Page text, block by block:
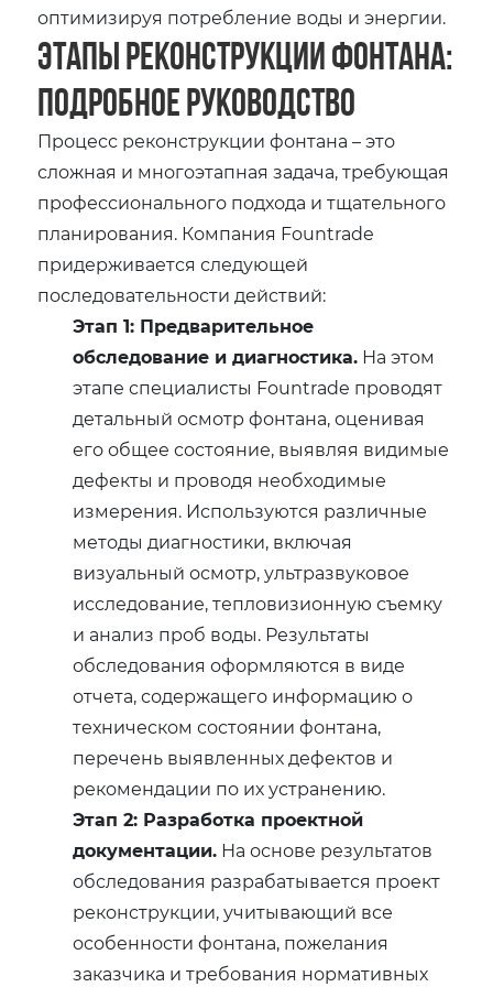
оптимизируя потребление воды и энергии.
Этапы реконструкции фонтана:
подробное руководство
Процесс реконструкции фонтана – это
сложная и многоэтапная задача, требующая
профессионального подхода и тщательного
планирования. Компания Fountrade
придерживается следующей
последовательности действий:
Этап 1: Предварительное
обследование и диагностика. На этом
этапе специалисты Fountrade проводят
детальный осмотр фонтана, оценивая
его общее состояние, выявляя видимые
дефекты и проводя необходимые
измерения. Используются различные
методы диагностики, включая
визуальный осмотр, ультразвуковое
исследование, тепловизионную съемку
и анализ проб воды. Результаты
обследования оформляются в виде
отчета, содержащего информацию о
техническом состоянии фонтана,
перечень выявленных дефектов и
рекомендации по их устранению.
Этап 2: Разработка проектной
документации. На основе результатов
обследования разрабатывается проект
реконструкции, учитывающий все
особенности фонтана, пожелания
заказчика и требования нормативных